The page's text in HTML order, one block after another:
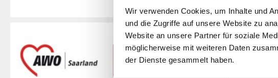
Wir verwenden Cookies, um Inhalte und
und die Zugriffe auf unsere Website zu
Website an unsere Partner für soziale
möglicherweise mit weiteren Daten
der Dienste gesammelt haben.